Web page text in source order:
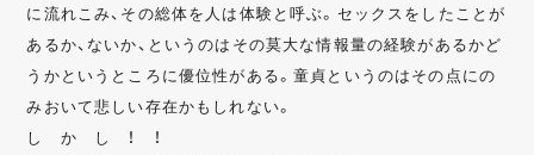
に流れこみ、その総体を人は体験と呼ぶ。セックスをしたことが
あるか、ないか、というのはその莫大な情報量の経験があるかど
うかというところに優位性がある。童貞というのはその点にの
みおいて悲しい存在かもしれない。
し か し ！ ！